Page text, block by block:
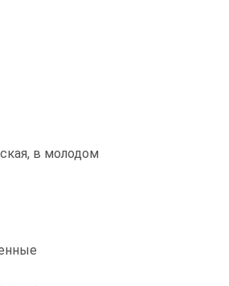
в молодом